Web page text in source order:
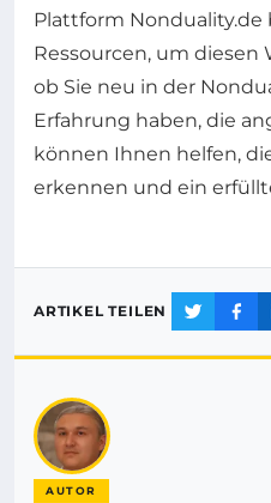
Plattform
Ressourcen, um diesen
ob Sie neu in der
Erfahrung haben, die
können Ihnen helfen,
erkennen und ein
ARTIKEL TEILEN
AUTOR